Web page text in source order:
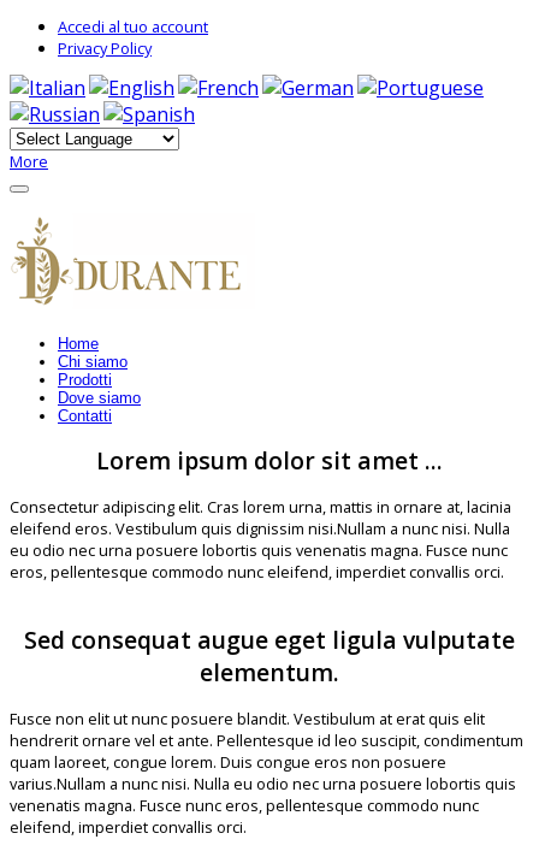
Accedi al tuo account
Privacy Policy
More
Home
Chi siamo
Prodotti
Dove siamo
Contatti
Lorem ipsum dolor sit amet ...
Consectetur adipiscing elit. Cras lorem urna, mattis in ornare at, lacinia
eleifend eros. Vestibulum quis dignissim nisi.Nullam a nunc nisi. Nulla
eu odio nec urna posuere lobortis quis venenatis magna. Fusce nunc
eros, pellentesque commodo nunc eleifend, imperdiet convallis orci.
Sed consequat augue eget ligula vulputate
elementum.
Fusce non elit ut nunc posuere blandit. Vestibulum at erat quis elit
hendrerit ornare vel et ante. Pellentesque id leo suscipit, condimentum
quam laoreet, congue lorem. Duis congue eros non posuere
varius.Nullam a nunc nisi. Nulla eu odio nec urna posuere lobortis quis
venenatis magna. Fusce nunc eros, pellentesque commodo nunc
eleifend, imperdiet convallis orci.